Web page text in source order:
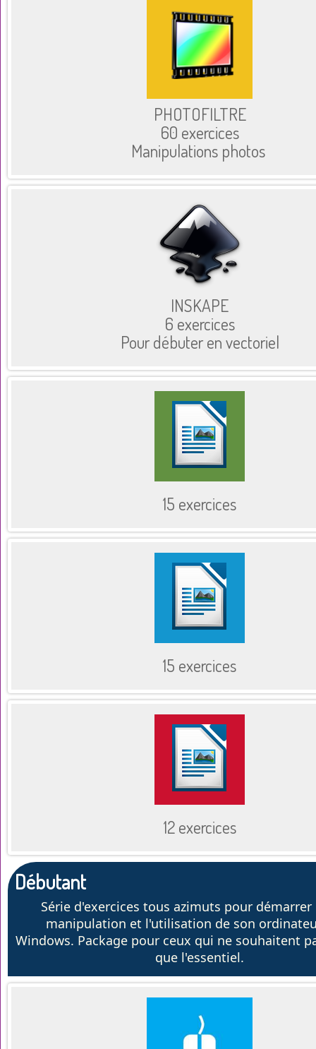
PHOTOFILTRE
60 exercices
Manipulations photos
INSKAPE
6 exercices
Pour débuter en vectoriel
15 exercices
15 exercices
12 exercices
Débutant
Série d'exercices tous azimuts pour démarrer
manipulation et l'utilisation de son
Windows. Package pour ceux qui ne souhaitent
que l'essentiel.